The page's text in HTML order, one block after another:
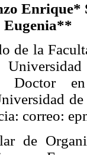
Enrique*
Eugenia**
de la
Doctor
correo:
de